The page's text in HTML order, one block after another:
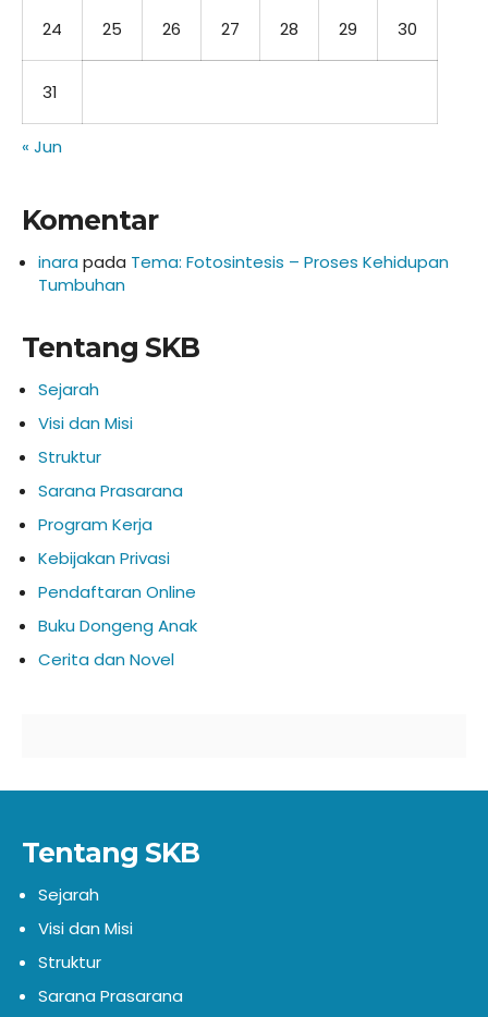
24 25 26 27 28 29 30
31
« Jun
Komentar
inara pada Tema: Fotosintesis – Proses Kehidupan
Tumbuhan
Tentang SKB
Sejarah
Visi dan Misi
Struktur
Sarana Prasarana
Program Kerja
Kebijakan Privasi
Pendaftaran Online
Buku Dongeng Anak
Cerita dan Novel
Tentang SKB
Sejarah
Visi dan Misi
Struktur
Sarana Prasarana